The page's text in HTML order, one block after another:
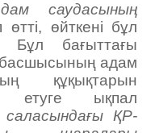
саудасының
өтті, өйткені бұл
Бұл бағыттағы
адам
құқықтарын
етуге ықпал
ҚР-